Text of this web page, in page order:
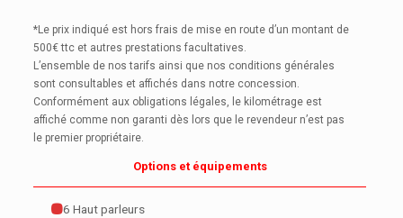
*Le prix indiqué est hors frais de mise en route d’un montant de
500€ ttc et autres prestations facultatives.
L’ensemble de nos tarifs ainsi que nos conditions générales
sont consultables et affichés dans notre concession.
Conformément aux obligations légales, le kilométrage est
affiché comme non garanti dès lors que le revendeur n’est pas
le premier propriétaire.
Options et équipements
6 Haut parleurs